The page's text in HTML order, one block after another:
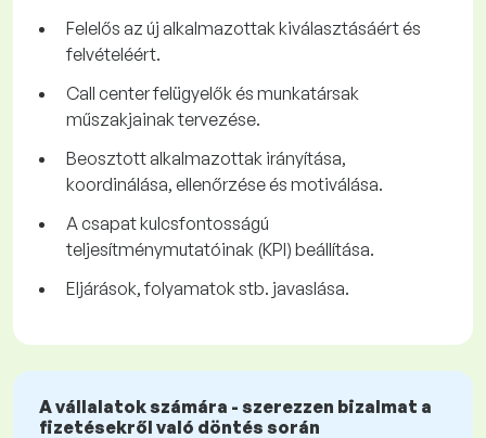
Felelős az új alkalmazottak kiválasztásáért és
felvételéért.
Call center felügyelők és munkatársak
műszakjainak tervezése.
Beosztott alkalmazottak irányítása,
koordinálása, ellenőrzése és motiválása.
A csapat kulcsfontosságú
teljesítménymutatóinak (KPI) beállítása.
Eljárások, folyamatok stb. javaslása.
A vállalatok számára - szerezzen bizalmat a
fizetésekről való döntés során